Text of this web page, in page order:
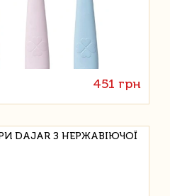
451 грн
DAJAR З НЕРЖАВІЮЧОЇ